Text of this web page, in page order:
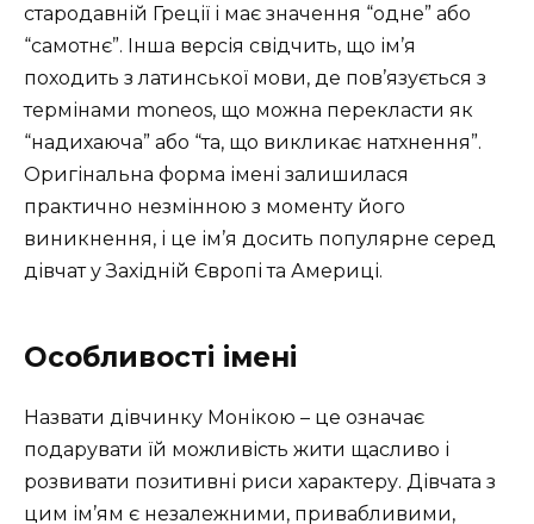
стародавній Греції і має значення “одне” або
“самотнє”. Інша версія свідчить, що ім’я
походить з латинської мови, де пов’язується з
термінами moneos, що можна перекласти як
“надихаюча” або “та, що викликає натхнення”.
Оригінальна форма імені залишилася
практично незмінною з моменту його
виникнення, і це ім’я досить популярне серед
дівчат у Західній Європі та Америці.
Особливості імені
Назвати дівчинку Монікою – це означає
подарувати їй можливість жити щасливо і
розвивати позитивні риси характеру. Дівчата з
цим ім’ям є незалежними, привабливими,